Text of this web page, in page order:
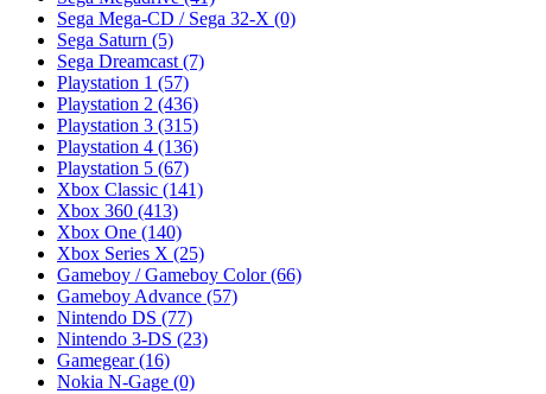
Sega Mega-CD / Sega 32-X (0)
Sega Saturn (5)
Sega Dreamcast (7)
Playstation 1 (57)
Playstation 2 (436)
Playstation 3 (315)
Playstation 4 (136)
Playstation 5 (67)
Xbox Classic (141)
Xbox 360 (413)
Xbox One (140)
Xbox Series X (25)
Gameboy / Gameboy Color(66)
Gameboy Advance (57)
Nintendo DS (77)
Nintendo 3-DS (23)
Gamegear(16)
Nokia N-Gage (0)